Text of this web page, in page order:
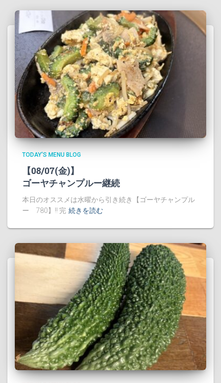
TODAY'S MENU BLOG
【08/07(金)】
ゴーヤチャンプルー継続
本日のオススメは水曜から引き続き【ゴーヤチャンプル
ー 780】!! 完 続きを読む